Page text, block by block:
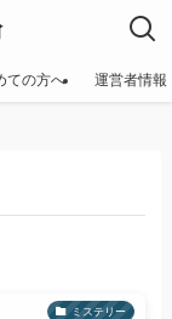
ての方へ 運営者情報
ミステリー